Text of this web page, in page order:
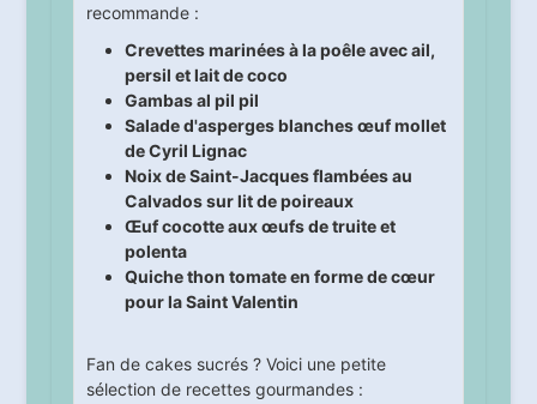
recommande :
Crevettes marinées à la poêle avec ail,
persil et lait de coco
Gambas al pil pil
Salade d'asperges blanches œuf mollet
de Cyril Lignac
Noix de Saint-Jacques flambées au
Calvados sur lit de poireaux
Œuf cocotte aux œufs de truite et
polenta
Quiche thon tomate en forme de cœur
pour la Saint Valentin
Fan de cakes sucrés ? Voici une petite
sélection de recettes gourmandes :